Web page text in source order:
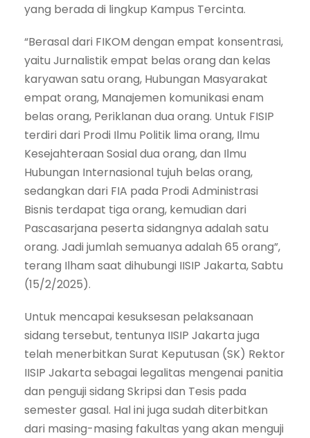
yang berada di lingkup Kampus Tercinta.
“Berasal dari FIKOM dengan empat konsentrasi,
yaitu Jurnalistik empat belas orang dan kelas
karyawan satu orang, Hubungan Masyarakat
empat orang, Manajemen komunikasi enam
belas orang, Periklanan dua orang. Untuk FISIP
terdiri dari Prodi Ilmu Politik lima orang, Ilmu
Kesejahteraan Sosial dua orang, dan Ilmu
Hubungan Internasional tujuh belas orang,
sedangkan dari FIA pada Prodi Administrasi
Bisnis terdapat tiga orang, kemudian dari
Pascasarjana peserta sidangnya adalah satu
orang. Jadi jumlah semuanya adalah 65 orang”,
terang Ilham saat dihubungi IISIP Jakarta, Sabtu
(15/2/2025).
Untuk mencapai kesuksesan pelaksanaan
sidang tersebut, tentunya IISIP Jakarta juga
telah menerbitkan Surat Keputusan (SK) Rektor
IISIP Jakarta sebagai legalitas mengenai panitia
dan penguji sidang Skripsi dan Tesis pada
semester gasal. Hal ini juga sudah diterbitkan
dari masing-masing fakultas yang akan menguji